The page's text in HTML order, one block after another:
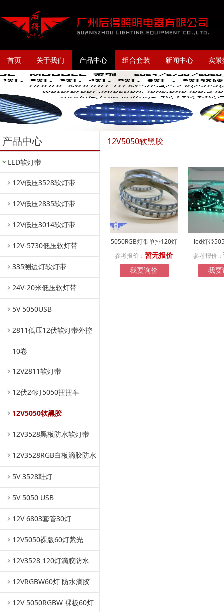
首页 关于我们 产品中心 组合套装 新闻中心 实
产品中心
LED软灯带
12V低压3528软灯带
12V低压2835软灯带
12V低压3014软灯带
12V-5730低压软灯带
335测边灯软灯带
24V-20米低压软灯带
5V 5050USB
2811低压12伏软灯带外控
10卷
12V2811软灯带
12伏24灯5050扭扭车
12V5050软黑胶
12V3528黑板防水软灯带
12V3528RGB白板滴胶防水
5V 3528鞋灯
5V 5050 USB
12V 6803套管30灯
12V5050裸版60灯紫光
12V3528 120灯滴胶防水
12VRGBW60灯 防水滴胶
12V 5050RGBW 裸板60灯
12V5050软黑胶
5050RGB灯带单排120灯
参考报价：暂无报价
我要询价
led灯带
参考报价：
我